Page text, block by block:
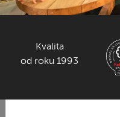
Kvalita
od roku 1993